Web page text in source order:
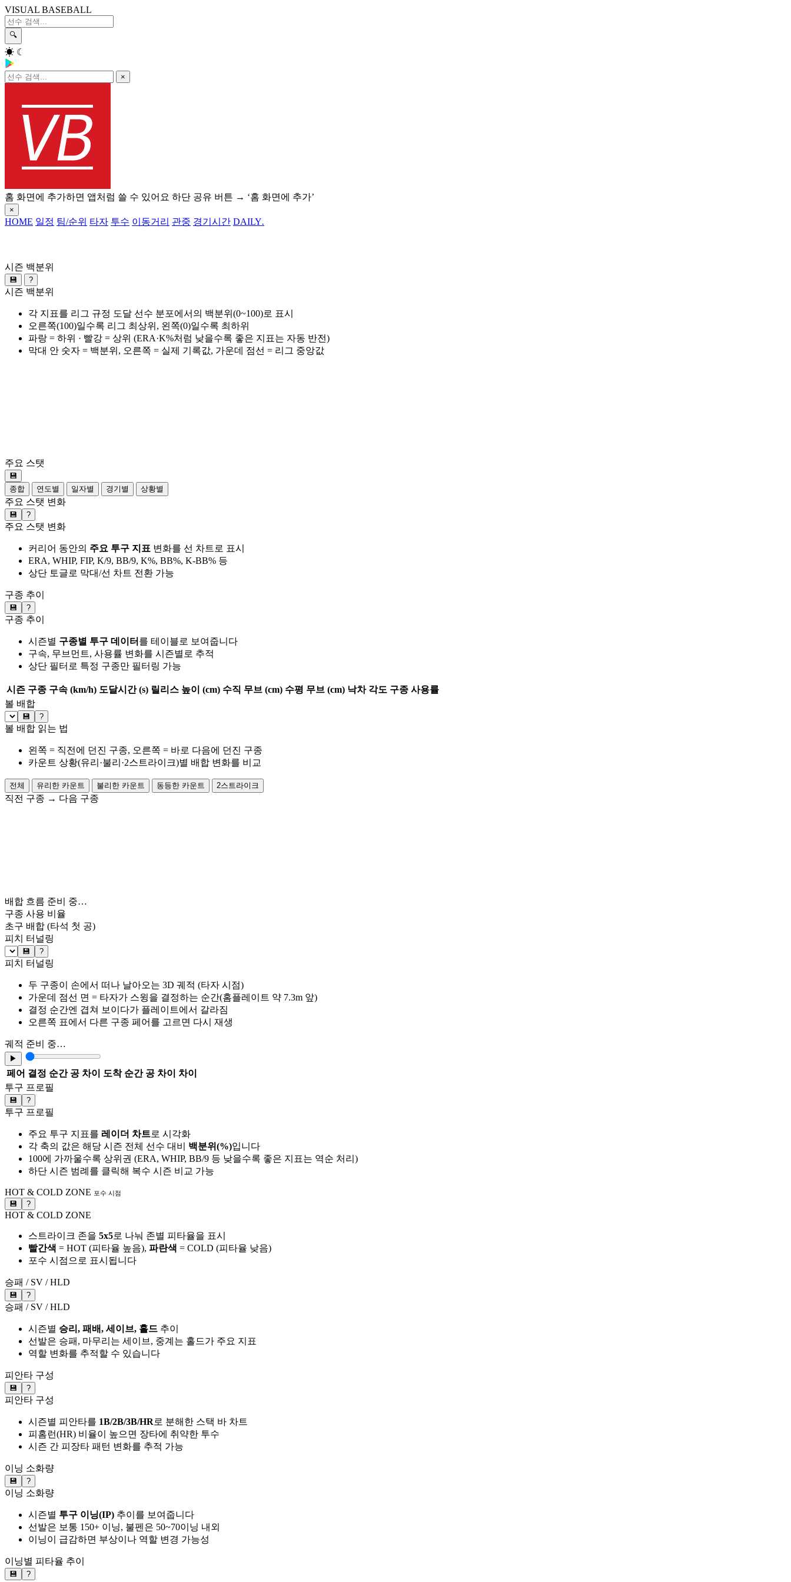
VISUAL BASEBALL
🔍
☀ ☾
×
홈 화면에 추가하면 앱처럼 쓸 수 있어요 하단 공유 버튼 → ‘홈 화면에 추가’
×
HOME 일정 팀/순위 타자 투수 이동거리 관중 경기시간 DAILY.
시즌 백분위
💾 ?
시즌 백분위
각 지표를 리그 규정 도달 선수 분포에서의 백분위(0~100)로 표시
오른쪽(100)일수록 리그 최상위, 왼쪽(0)일수록 최하위
파랑 = 하위 · 빨강 = 상위 (ERA·K%처럼 낮을수록 좋은 지표는 자동 반전)
막대 안 숫자 = 백분위, 오른쪽 = 실제 기록값, 가운데 점선 = 리그 중앙값
주요 스탯
💾
종합
연도별 일자별 경기별 상황별
주요 스탯 변화
💾 ?
주요 스탯 변화
커리어 동안의 주요 투구 지표 변화를 선 차트로 표시
ERA, WHIP, FIP, K/9, BB/9, K%, BB%, K-BB% 등
상단 토글로 막대/선 차트 전환 가능
구종 추이
💾 ?
구종 추이
시즌별 구종별 투구 데이터 를 테이블로 보여줍니다
구속, 무브먼트, 사용률 변화를 시즌별로 추적
상단 필터로 특정 구종만 필터링 가능
시즌 구종 구속 (km/h) 도달시간 (s) 릴리스 높이 (cm) 수직 무브 (cm) 수평 무브 (cm) 낙차 각도 구종 사용률
볼 배합
💾 ?
볼 배합 읽는 법
왼쪽 = 직전에 던진 구종, 오른쪽 = 바로 다음에 던진 구종
카운트 상황(유리·불리·2스트라이크)별 배합 변화를 비교
전체 유리한 카운트 불리한 카운트 동등한 카운트 2스트라이크
직전 구종 → 다음 구종
배합 흐름 준비 중…
구종 사용 비율
초구 배합 (타석 첫 공)
피치 터널링
💾 ?
피치 터널링
두 구종이 손에서 떠나 날아오는 3D 궤적 (타자 시점)
가운데 점선 면 = 타자가 스윙을 결정하는 순간(홈플레이트 약 7.3m 앞)
결정 순간엔 겹쳐 보이다가 플레이트에서 갈라짐
오른쪽 표에서 다른 구종 페어를 고르면 다시 재생
궤적 준비 중…
▶
페어 결정 순간 공 차이 도착 순간 공 차이
차이
투구 프로필
💾 ?
투구 프로필
주요 투구 지표를 레이더 차트로 시각화
각 축의 값은 해당 시즌 전체 선수 대비 백분위(%)입니다
100에 가까울수록 상위권 (ERA, WHIP, BB/9 등 낮을수록 좋은 지표는 역순 처리)
하단 시즌 범례를 클릭해 복수 시즌 비교 가능
HOT & COLD ZONE 포수 시점
💾 ?
HOT & COLD ZONE
스트라이크 존을 5x5로 나눠 존별 피타율을 표시
빨간색 = HOT (피타율 높음), 파란색 = COLD (피타율 낮음)
포수 시점으로 표시됩니다
승패 / SV / HLD
💾 ?
승패 / SV / HLD
시즌별 승리, 패배, 세이브, 홀드 추이
선발은 승패, 마무리는 세이브, 중계는 홀드가 주요 지표
역할 변화를 추적할 수 있습니다
피안타 구성
💾 ?
피안타 구성
시즌별 피안타를 1B/2B/3B/HR로 분해한 스택 바 차트
피홈런(HR) 비율이 높으면 장타에 취약한 투수
시즌 간 피장타 패턴 변화를 추적 가능
이닝 소화량
💾 ?
이닝 소화량
시즌별 투구 이닝(IP) 추이를 보여줍니다
선발은 보통 150+ 이닝, 불펜은 50~70이닝 내외
이닝이 급감하면 부상이나 역할 변경 가능성
이닝별 피타율 추이
💾 ?